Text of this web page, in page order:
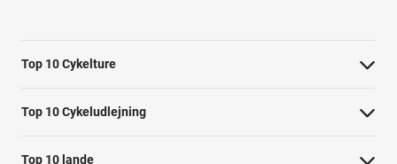
Top 10 Cykelture
Cykeltur i Barcelona: højdepunkterne
Cykeltur i Berlin: højdepunkterne
Top 10 Cykeludlejning
Barcelona Cykeludlejning
Top 10 lande